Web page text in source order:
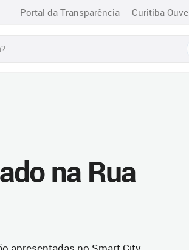
Portal da Transparência Curitiba-Ouve
na Rua